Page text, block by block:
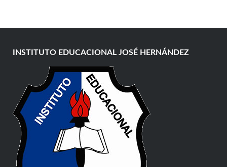
INSTITUTO EDUCACIONAL JOSÉ HERNÁNDEZ